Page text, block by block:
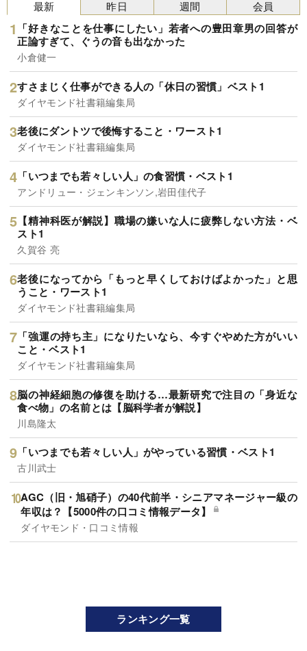
最新
「好きなことを仕事にしたい」若者への豊田章男の回答が
正論すぎて、ぐうの音も出なかった
小倉健一
すさまじく仕事ができる人の「休日の習慣」ベスト1
ダイヤモンド社書籍編集局
老後にダントツで後悔すること・ワースト1
ダイヤモンド社書籍編集局
「いつまでも若々しい人」の食習慣・ベスト1
アンドリュー・ジェンキンソン,岩田佳代子
【精神科医が解説】職場の嫌いな人に疲弊しない方法・ベ
スト1
久賀谷 亮
老後になってから「もっと早くしておけばよかった」と思
うこと・ワースト1
ダイヤモンド社書籍編集局
「強運の持ち主」になりたいなら、今すぐやめた方がいい
こと・ベスト1
ダイヤモンド社書籍編集局
脳の神経細胞の修復を助ける…最新研究で注目の「身近な
食べ物」の名前とは【脳科学者が解説】
川島隆太
「いつまでも若々しい人」がやっている習慣・ベスト1
古川武士
AGC（旧・旭硝子）の40代前半・シニアマネージャー級の
年収は？【5000件の口コミ情報データ】
ダイヤモンド・口コミ情報
昨日 週間 会員
ランキング一覧